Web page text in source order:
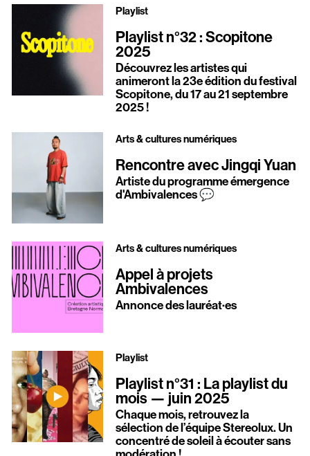
Playlist
Playlist n°32 : Scopitone
2025
Découvrez les artistes qui
animeront la 23e édition du festival
Scopitone, du 17 au 21 septembre
2025 !
Arts & cultures numériques
Rencontre avec Jingqi Yuan
Artiste du programme émergence
d'Ambivalences 💬
Arts & cultures numériques
Appel à projets
Ambivalences
Annonce des lauréat·es
Playlist
Playlist n°31 : La playlist du
mois — juin 2025
Chaque mois, retrouvez la
sélection de l’équipe Stereolux. Un
concentré de soleil à écouter sans